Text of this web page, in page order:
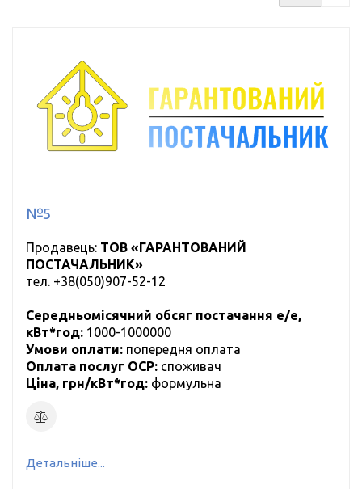
№5
Продавець: ТОВ «ГАРАНТОВАНИЙ
ПОСТАЧАЛЬНИК»
тел. +38(050)907-52-12
Середньомісячний обсяг постачання е/е,
кВт*год: 1000-1000000
Умови оплати: попередня оплата
Оплата послуг ОСР: cпоживач
Ціна, грн/кВт*год: формульна
Детальніше...